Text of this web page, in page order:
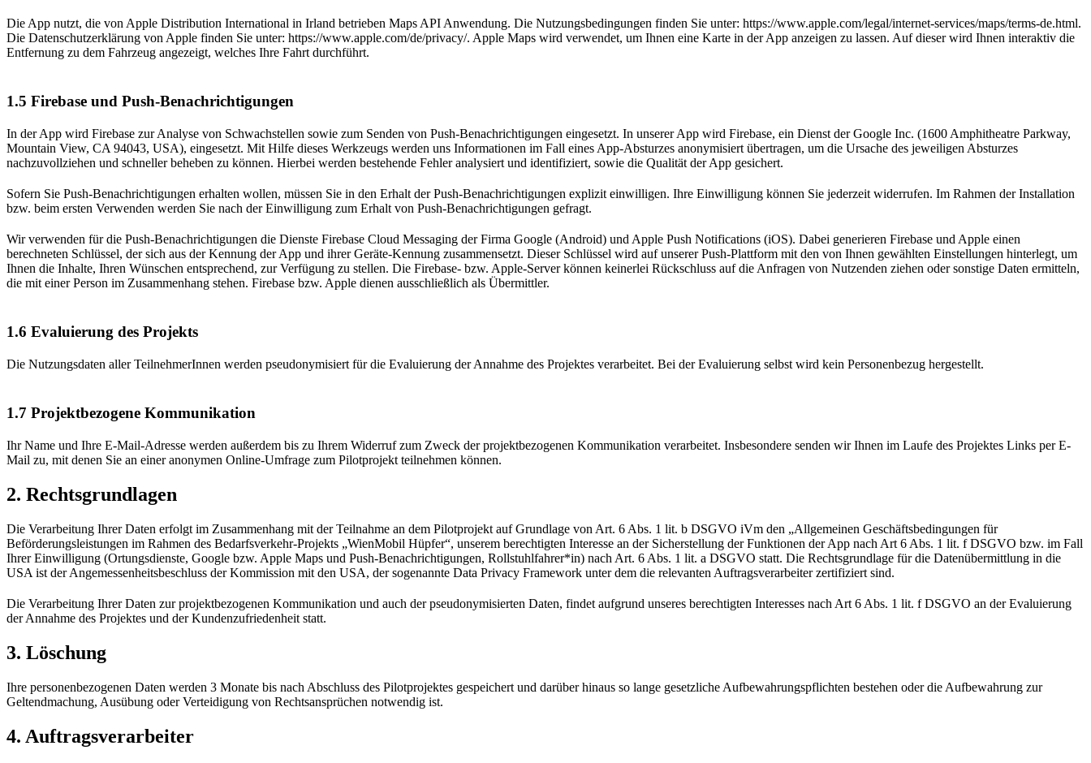
Die App nutzt, die von Apple Distribution International in Irland betrieben Maps API Anwendung. Die Nutzungsbedingungen finden Sie unter: https://www.apple.com/legal/internet-services/maps/terms-de.html.
Die Datenschutzerklärung von Apple finden Sie unter: https://www.apple.com/de/privacy/. Apple Maps wird verwendet, um Ihnen eine Karte in der App anzeigen zu lassen. Auf dieser wird Ihnen interaktiv die
Entfernung zu dem Fahrzeug angezeigt, welches Ihre Fahrt durchführt.
1.5 Firebase und Push-Benachrichtigungen
In der App wird Firebase zur Analyse von Schwachstellen sowie zum Senden von Push-Benachrichtigungen eingesetzt. In unserer App wird Firebase, ein Dienst der Google Inc. (1600 Amphitheatre Parkway,
Mountain View, CA 94043, USA), eingesetzt. Mit Hilfe dieses Werkzeugs werden uns Informationen im Fall eines App-Absturzes anonymisiert übertragen, um die Ursache des jeweiligen Absturzes
nachzuvollziehen und schneller beheben zu können. Hierbei werden bestehende Fehler analysiert und identifiziert, sowie die Qualität der App gesichert.
Sofern Sie Push-Benachrichtigungen erhalten wollen, müssen Sie in den Erhalt der Push-Benachrichtigungen explizit einwilligen. Ihre Einwilligung können Sie jederzeit widerrufen. Im Rahmen der Installation
bzw. beim ersten Verwenden werden Sie nach der Einwilligung zum Erhalt von Push-Benachrichtigungen gefragt.
Wir verwenden für die Push-Benachrichtigungen die Dienste Firebase Cloud Messaging der Firma Google (Android) und Apple Push Notifications (iOS). Dabei generieren Firebase und Apple einen
berechneten Schlüssel, der sich aus der Kennung der App und ihrer Geräte-Kennung zusammensetzt. Dieser Schlüssel wird auf unserer Push-Plattform mit den von Ihnen gewählten Einstellungen hinterlegt, um
Ihnen die Inhalte, Ihren Wünschen entsprechend, zur Verfügung zu stellen. Die Firebase- bzw. Apple-Server können keinerlei Rückschluss auf die Anfragen von Nutzenden ziehen oder sonstige Daten ermitteln,
die mit einer Person im Zusammenhang stehen. Firebase bzw. Apple dienen ausschließlich als Übermittler.
1.6 Evaluierung des Projekts
Die Nutzungsdaten aller TeilnehmerInnen werden pseudonymisiert für die Evaluierung der Annahme des Projektes verarbeitet. Bei der Evaluierung selbst wird kein Personenbezug hergestellt.
1.7 Projektbezogene Kommunikation
Ihr Name und Ihre E-Mail-Adresse werden außerdem bis zu Ihrem Widerruf zum Zweck der projektbezogenen Kommunikation verarbeitet. Insbesondere senden wir Ihnen im Laufe des Projektes Links per E-
Mail zu, mit denen Sie an einer anonymen Online-Umfrage zum Pilotprojekt teilnehmen können.
2. Rechtsgrundlagen
Die Verarbeitung Ihrer Daten erfolgt im Zusammenhang mit der Teilnahme an dem Pilotprojekt auf Grundlage von Art. 6 Abs. 1 lit. b DSGVO iVm den „Allgemeinen Geschäftsbedingungen für
Beförderungsleistungen im Rahmen des Bedarfsverkehr-Projekts „WienMobil Hüpfer“, unserem berechtigten Interesse an der Sicherstellung der Funktionen der App nach Art 6 Abs. 1 lit. f DSGVO bzw. im Fall
Ihrer Einwilligung (Ortungsdienste, Google bzw. Apple Maps und Push-Benachrichtigungen, Rollstuhlfahrer*in) nach Art. 6 Abs. 1 lit. a DSGVO statt. Die Rechtsgrundlage für die Datenübermittlung in die
USA ist der Angemessenheitsbeschluss der Kommission mit den USA, der sogenannte Data Privacy Framework unter dem die relevanten Auftragsverarbeiter zertifiziert sind.
Die Verarbeitung Ihrer Daten zur projektbezogenen Kommunikation und auch der pseudonymisierten Daten, findet aufgrund unseres berechtigten Interesses nach Art 6 Abs. 1 lit. f DSGVO an der Evaluierung
der Annahme des Projektes und der Kundenzufriedenheit statt.
3. Löschung
Ihre personenbezogenen Daten werden 3 Monate bis nach Abschluss des Pilotprojektes gespeichert und darüber hinaus so lange gesetzliche Aufbewahrungspflichten bestehen oder die Aufbewahrung zur
Geltendmachung, Ausübung oder Verteidigung von Rechtsansprüchen notwendig ist.
4. Auftragsverarbeiter